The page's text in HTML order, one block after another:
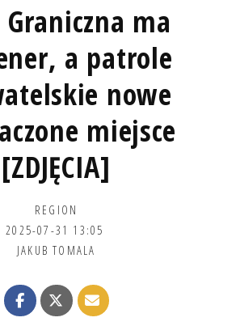
Graniczna ma
a patrole
nowe
miejsce
[ZDJĘCIA]
REGION
2025-07-31 13:05
JAKUB TOMALA